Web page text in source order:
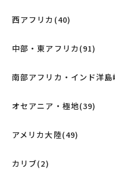
西アフリカ(40)
中部・東アフリカ(91)
南部アフリカ・インド洋
オセアニア・極地(39)
アメリカ大陸(49)
カリブ(2)